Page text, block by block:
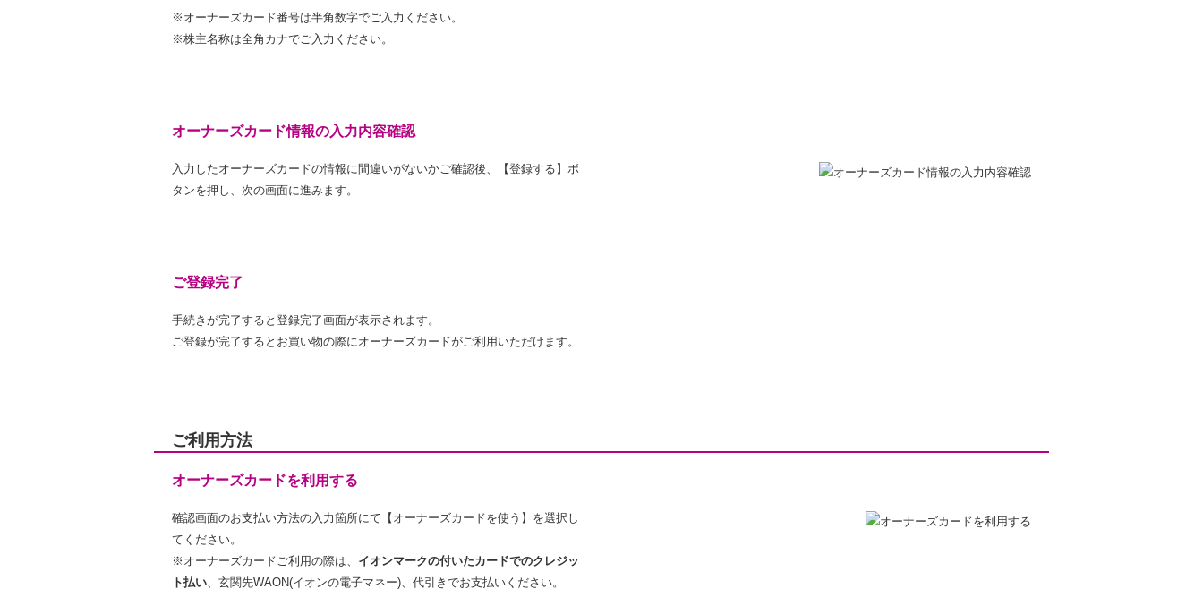
※オーナーズカード番号は半角数字でご入力ください。
※株主名称は全角カナでご入力ください。
オーナーズカード情報の入力内容確認
入力したオーナーズカードの情報に間違いがないかご確認後、【登録する】ボ
タンを押し、次の画面に進みます。
ご登録完了
手続きが完了すると登録完了画面が表示されます。
ご登録が完了するとお買い物の際にオーナーズカードがご利用いただけます。
ご利用方法
オーナーズカードを利用する
確認画面のお支払い方法の入力箇所にて【オーナーズカードを使う】を選択し
てください。
※オーナーズカードご利用の際は、 イオンマークの付いたカードでのクレジッ
ト払い、玄関先WAON(イオンの電子マネー)、代引きでお支払いください。